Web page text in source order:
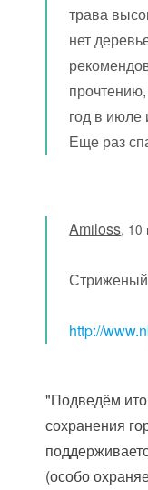
трава
нет
год в июле
Еще раз
Amiloss, 10
http://
"Подведём
сохранения
(особо